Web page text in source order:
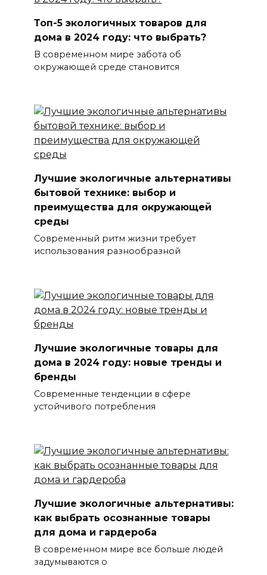
Топ-5 экологичных товаров для
дома в 2024 году: что выбрать?
В современном мире забота об
окружающей среде становится
Лучшие экологичные альтернативы
бытовой технике: выбор и
преимущества для окружающей
среды
Современный ритм жизни требует
использования разнообразной
Лучшие экологичные товары для
дома в 2024 году: новые тренды и
бренды
Современные тенденции в сфере
устойчивого потребления
Лучшие экологичные альтернативы:
как выбрать осознанные товары
для дома и гардероба
В современном мире все больше людей
задумываются о